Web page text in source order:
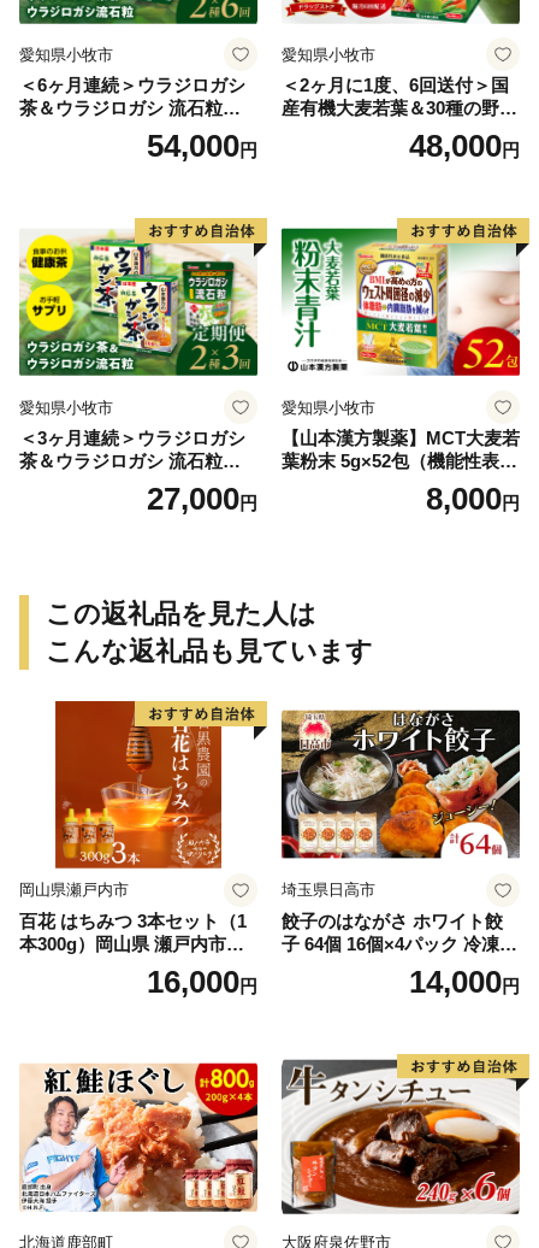
愛知県小牧市
＜6ヶ月連続＞ウラジロガシ
茶＆ウラジロガシ 流石粒
山本漢方 定期便54,000円
愛知県小牧市
＜2ヶ月に1度、6回送付＞国
産有機大麦若葉＆30種の野
菜 山本漢方 定期便
48,000円
愛知県小牧市
＜3ヶ月連続＞ウラジロガシ
茶＆ウラジロガシ 流石粒
山本漢方 定期便27,000円
愛知県小牧市
【山本漢方製薬】MCT大麦若
葉粉末 5g×52包（機能性表示
8,000円
この返礼品を見た人は
こんな返礼品も見ています
岡山県瀬戸内市
百花 はちみつ 3本セット（1
本300g）岡山県 瀬戸内市産
石黒農園 ヨーグルト パン 砂
糖の代わり 香り高い いい香
16,000円
埼玉県日高市
餃子のはながさ ホワイト餃
子 64個 16個×4パック 冷凍
中華 点心 B級グルメ ご当地
野菜 おつまみ おかず 簡単調
ー ギフト お取り寄せ 日高市
14,000円
北海道鹿部町 大阪府泉佐野市